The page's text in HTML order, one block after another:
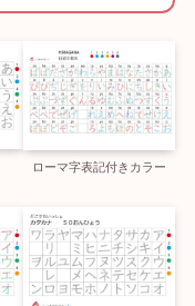
ローマ字表記付きカラー